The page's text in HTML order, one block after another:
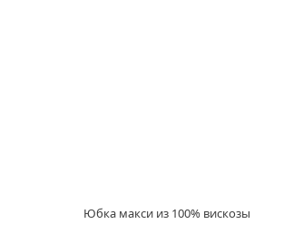
Юбка макси из 100% вискозы